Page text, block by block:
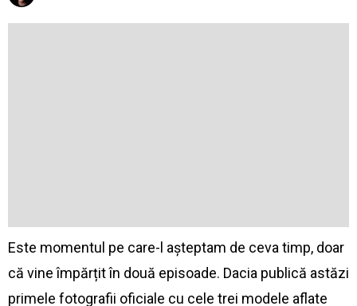
Este momentul pe care-l așteptam de ceva timp, doar
că vine împărțit în două episoade. Dacia publică astăzi
primele fotografii oficiale cu cele trei modele aflate